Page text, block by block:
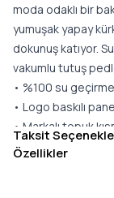
moda odaklı bir
yumuşak yapay
dokunuş katıyor.
vakumlu tutuş
• %100 su
• Logo baskılı
• Markalı topuk
• Gümüş tonlu
Taksit
Özellikler